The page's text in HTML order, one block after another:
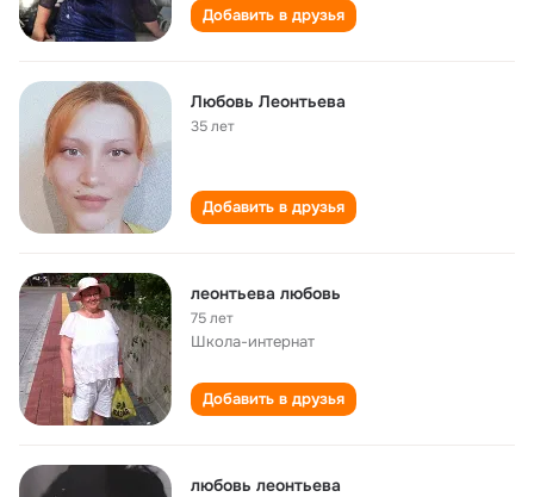
Добавить в друзья
Любовь Леонтьева
35 лет
Добавить в друзья
леонтьева любовь
75 лет
Школа-интернат
Добавить в друзья
любовь леонтьева